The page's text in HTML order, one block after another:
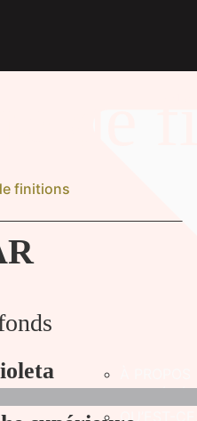
QU’EST-
finitions